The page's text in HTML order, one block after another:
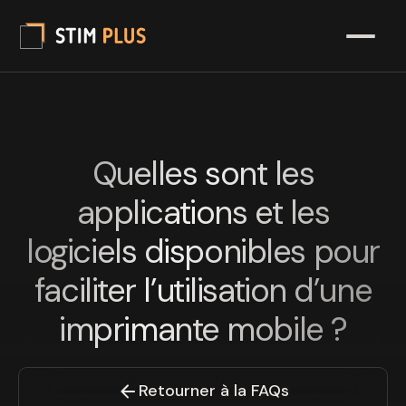
Quelles sont les
applications et les
logiciels disponibles pour
faciliter l’utilisation d’une
imprimante mobile ?
Retourner à la FAQs